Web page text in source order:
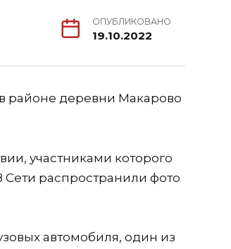
ОПУБЛИКОВАНО
19.10.2022
районе деревни Макарово
участниками которого
распространили фото
автомобиля, один из